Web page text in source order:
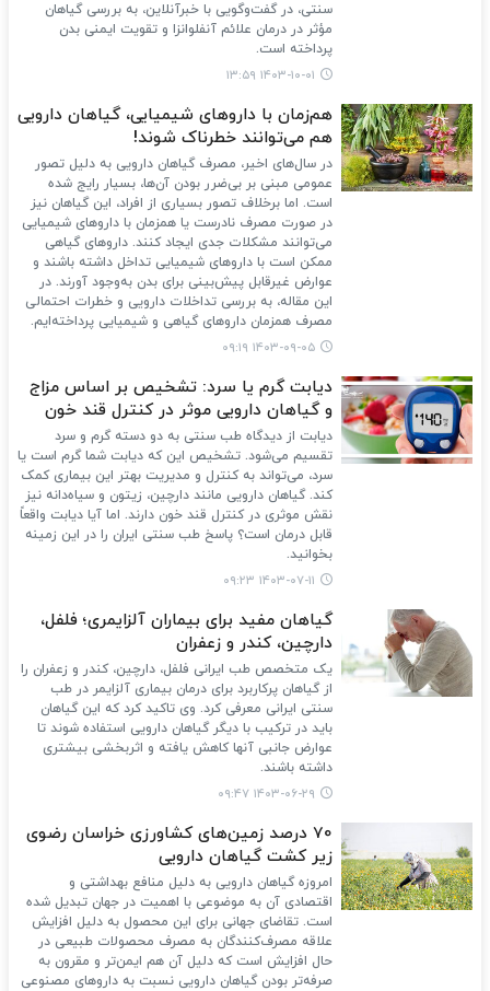
سنتی، در گفت‌وگویی با خبرآنلاین، به بررسی گیاهان
مؤثر در درمان علائم آنفلوانزا و تقویت ایمنی بدن
پرداخته است.
۱۴۰۳-۱۰-۰۱ ۱۳:۵۹
هم‌زمان با داروهای شیمیایی، گیاهان دارویی
هم می‌توانند خطرناک شوند!
در سال‌های اخیر، مصرف گیاهان دارویی به دلیل تصور
عمومی مبنی بر بی‌ضرر بودن آن‌ها، بسیار رایج شده
است. اما برخلاف تصور بسیاری از افراد، این گیاهان نیز
در صورت مصرف نادرست یا همزمان با داروهای شیمیایی
می‌توانند مشکلات جدی ایجاد کنند. داروهای گیاهی
ممکن است با داروهای شیمیایی تداخل داشته باشند و
عوارض غیرقابل پیش‌بینی برای بدن به‌وجود آورند. در
این مقاله، به بررسی تداخلات دارویی و خطرات احتمالی
مصرف همزمان داروهای گیاهی و شیمیایی پرداخته‌ایم.
۱۴۰۳-۰۹-۰۵ ۰۹:۱۹
دیابت گرم یا سرد: تشخیص بر اساس مزاج
و گیاهان دارویی موثر در کنترل قند خون
دیابت از دیدگاه طب سنتی به دو دسته گرم و سرد
تقسیم می‌شود. تشخیص این که دیابت شما گرم است یا
سرد، می‌تواند به کنترل و مدیریت بهتر این بیماری کمک
کند. گیاهان دارویی مانند دارچین، زیتون و سیاه‌دانه نیز
نقش موثری در کنترل قند خون دارند. اما آیا دیابت واقعاً
قابل درمان است؟ پاسخ طب سنتی ایران را در این زمینه
بخوانید.
۱۴۰۳-۰۷-۱۱ ۰۹:۲۳
گیاهان مفید برای بیماران آلزایمری؛ فلفل،
دارچین، کندر و زعفران
یک متخصص طب ایرانی فلفل، دارچین، کندر و زعفران را
از گیاهان پرکاربرد برای درمان بیماری آلزایمر در طب
سنتی ایرانی معرفی کرد. وی تاکید کرد که این گیاهان
باید در ترکیب با دیگر گیاهان دارویی استفاده شوند تا
عوارض جانبی آنها کاهش یافته و اثربخشی بیشتری
داشته باشند.
۱۴۰۳-۰۶-۲۹ ۰۹:۴۷
70 درصد زمین‌های کشاورزی خراسان رضوی
زیر کشت گیاهان دارویی
امروزه گیاهان دارویی به دلیل منافع بهداشتی و
اقتصادی آن به موضوعی با اهمیت در جهان تبدیل شده
است. تقاضای جهانی برای این محصول به دلیل افزایش
علاقه مصرف‌کنندگان به مصرف محصولات طبیعی در
حال افزایش است که دلیل آن هم ایمن‌تر و مقرون به
صرفه‌تر بودن گیاهان دارویی نسبت به داروهای مصنوعی